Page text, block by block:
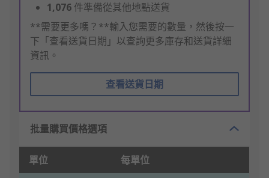
1,076 件準備從其他地點送貨
**需要更多嗎？**輸入您需要的數量，然後按一
下「查看送貨日期」以查詢更多庫存和送貨詳細
資訊。
查看送貨日期
批量購買價格選項
單位 每單位